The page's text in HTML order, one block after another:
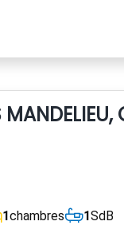
1chambres 1SdB